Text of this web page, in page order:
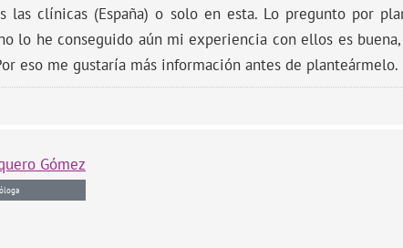
las clínicas (España) o solo en esta. Lo pregunto por
lo he conseguido aún mi experiencia con ellos es
eso me gustaría más información antes de planteármelo.
Gómez